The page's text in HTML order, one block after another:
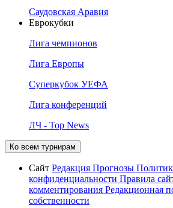
Саудовская Аравия
Еврокубки
Лига чемпионов
Лига Европы
Суперкубок УЕФА
Лига конференций
ЛЧ - Top News
Ко всем турнирам
Сайт Редакция Прогнозы
конфиденциальности Правила
комментирования Редакционная
собственности